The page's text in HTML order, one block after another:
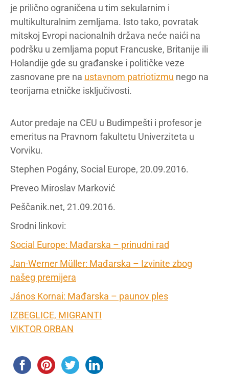
je prilično ograničena u tim sekularnim i
multikulturalnim zemljama. Isto tako, povratak
mitskoj Evropi nacionalnih država neće naići na
podršku u zemljama poput Francuske, Britanije ili
Holandije gde su građanske i političke veze
zasnovane pre na ustavnom patriotizmu nego na
teorijama etničke isključivosti.
Autor predaje na CEU u Budimpešti i profesor je
emeritus na Pravnom fakultetu Univerziteta u
Vorviku.
Stephen Pogány, Social Europe, 20.09.2016.
Preveo Miroslav Marković
Peščanik.net, 21.09.2016.
Srodni linkovi:
Social Europe: Mađarska – prinudni rad
Jan-Werner Müller: Mađarska – Izvinite zbog
našeg premijera
János Kornai: Mađarska – paunov ples
IZBEGLICE, MIGRANTI
VIKTOR ORBAN